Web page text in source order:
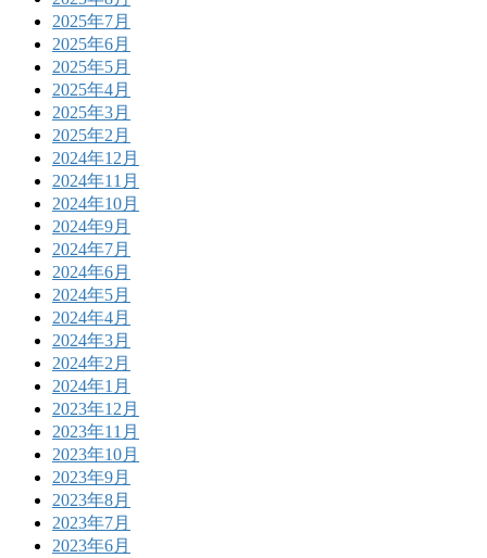
2025年7月
2025年6月
2025年5月
2025年4月
2025年3月
2025年2月
2024年12月
2024年11月
2024年10月
2024年9月
2024年7月
2024年6月
2024年5月
2024年4月
2024年3月
2024年2月
2024年1月
2023年12月
2023年11月
2023年10月
2023年9月
2023年8月
2023年7月
2023年6月